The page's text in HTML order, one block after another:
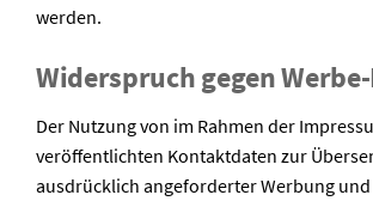
werden.
Widerspruch gegen
Der Nutzung von im Rahmen der
veröffentlichten Kontaktdaten zur
ausdrücklich angeforderter Werbung und